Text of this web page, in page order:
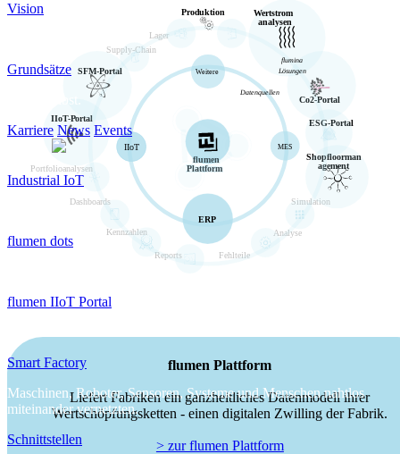
Vision
Grundsätze
Sei du selbst.
Karriere News Events
Industrial IoT
flumen dots
flumen IIoT Portal
Smart Factory
Maschinen, Roboter, Sensoren, Systeme und Menschen nahtlos
miteinander vernetzten.
Schnittstellen
Co2-Portal
Wertstrom
analysen
Fehlteile
Shopfloorman
agement
ESG-Portal
Simulation
SFM-Portal
Supply-Chain
Produktion
Lager
IIoT-Portal
Portfolioanalysen
Dashboards
Kennzahlen
Reports
Analyse
flumen
Plattform
ERP
IIoT MES
Weitere
Datenquellen
flumina
Lösungen
flumen Plattform
Liefert Fabriken ein ganzheitliches Datenmodell ihrer
Wertschöpfungsketten - einen digitalen Zwilling der Fabrik.
> zur flumen Plattform